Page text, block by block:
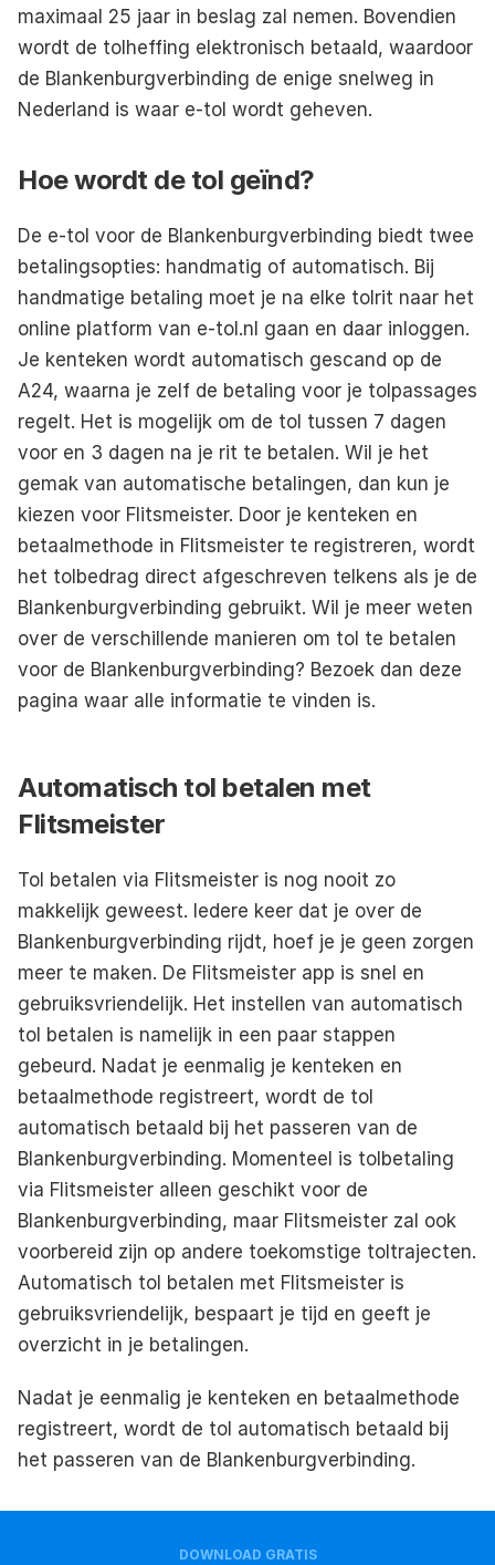
maximaal 25 jaar in beslag zal nemen. Bovendien
wordt de tolheffing elektronisch betaald, waardoor
de Blankenburgverbinding de enige snelweg in
Nederland is waar e-tol wordt geheven.
Hoe wordt de tol geïnd?
De e-tol voor de Blankenburgverbinding biedt twee
betalingsopties: handmatig of automatisch. Bij
handmatige betaling moet je na elke tolrit naar het
online platform van e-tol.nl gaan en daar inloggen.
Je kenteken wordt automatisch gescand op de
A24, waarna je zelf de betaling voor je tolpassages
regelt. Het is mogelijk om de tol tussen 7 dagen
voor en 3 dagen na je rit te betalen. Wil je het
gemak van automatische betalingen, dan kun je
kiezen voor Flitsmeister. Door je kenteken en
betaalmethode in Flitsmeister te registreren, wordt
het tolbedrag direct afgeschreven telkens als je de
Blankenburgverbinding gebruikt. Wil je meer weten
over de verschillende manieren om tol te betalen
voor de Blankenburgverbinding? Bezoek dan deze
pagina waar alle informatie te vinden is.
Automatisch tol betalen met
Flitsmeister
Tol betalen via Flitsmeister is nog nooit zo
makkelijk geweest. Iedere keer dat je over de
Blankenburgverbinding rijdt, hoef je je geen zorgen
meer te maken. De Flitsmeister app is snel en
gebruiksvriendelijk. Het instellen van automatisch
tol betalen is namelijk in een paar stappen
gebeurd. Nadat je eenmalig je kenteken en
betaalmethode registreert, wordt de tol
automatisch betaald bij het passeren van de
Blankenburgverbinding. Momenteel is tolbetaling
via Flitsmeister alleen geschikt voor de
Blankenburgverbinding, maar Flitsmeister zal ook
voorbereid zijn op andere toekomstige toltrajecten.
Automatisch tol betalen met Flitsmeister is
gebruiksvriendelijk, bespaart je tijd en geeft je
overzicht in je betalingen.
Nadat je eenmalig je kenteken en betaalmethode
registreert, wordt de tol automatisch betaald bij
het passeren van de Blankenburgverbinding.
DOWNLOAD GRATIS